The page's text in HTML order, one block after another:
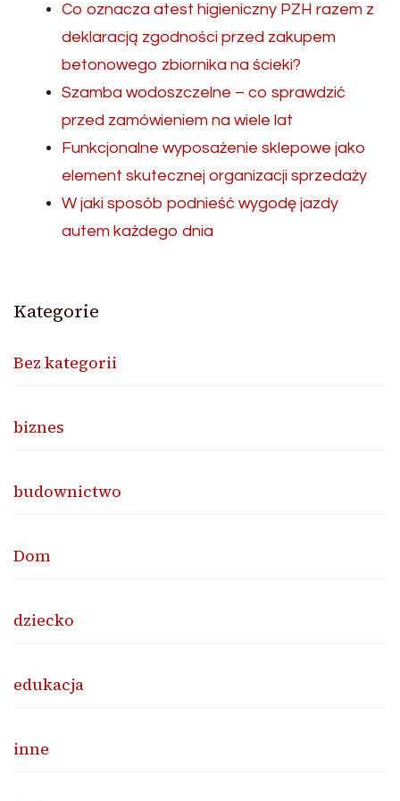
Co oznacza atest higieniczny PZH razem z
deklaracją zgodności przed zakupem
betonowego zbiornika na ścieki?
Szamba wodoszczelne – co sprawdzić
przed zamówieniem na wiele lat
Funkcjonalne wyposażenie sklepowe jako
element skutecznej organizacji sprzedaży
W jaki sposób podnieść wygodę jazdy
autem każdego dnia
Kategorie
Bez kategorii
biznes
budownictwo
Dom
dziecko
edukacja
inne